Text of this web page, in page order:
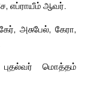
எப்ராயீம் ஆவர்.
அசுபேல், கேரா,
மொத்தம்